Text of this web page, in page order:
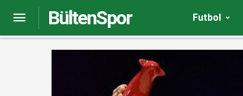
BültenSpor Futbol
Erdi Arslan, İzmir’in gururu oldu